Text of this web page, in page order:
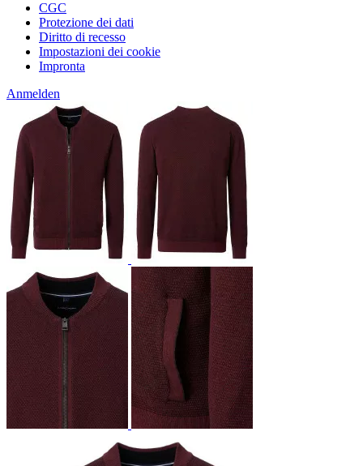
CGC
Protezione dei dati
Diritto di recesso
Impostazioni dei cookie
Impronta
Anmelden